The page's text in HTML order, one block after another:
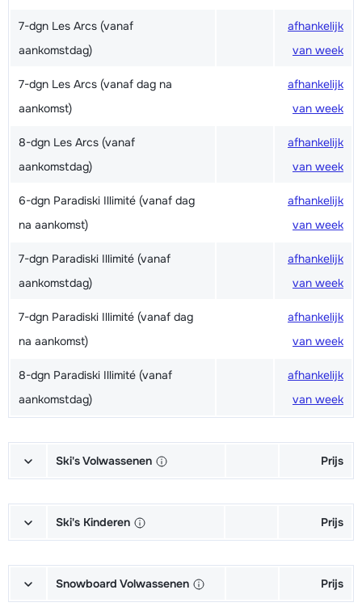
7-dgn Les Arcs (vanaf
aankomstdag)
afhankelijk
van week
7-dgn Les Arcs (vanaf dag na
aankomst)
afhankelijk
van week
8-dgn Les Arcs (vanaf
aankomstdag)
afhankelijk
van week
6-dgn Paradiski Illimité (vanaf dag
na aankomst)
afhankelijk
van week
7-dgn Paradiski Illimité (vanaf
aankomstdag)
afhankelijk
van week
7-dgn Paradiski Illimité (vanaf dag
na aankomst)
afhankelijk
van week
8-dgn Paradiski Illimité (vanaf
aankomstdag)
afhankelijk
van week
Ski's Volwassenen Prijs
Schoenen + Stokken (6/7 dagen)
van week
Stokken (6/7 dagen)
van week
Ski's Kinderen Prijs
Schoenen + Stokken (6/7 dagen)
van week
Snowboard Volwassenen Prijs